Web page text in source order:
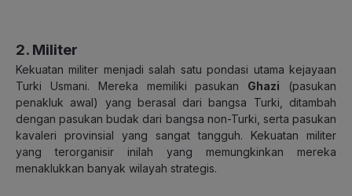
2. Militer
Kekuatan militer menjadi salah satu pondasi utama kejayaan
Turki Usmani. Mereka memiliki pasukan Ghazi (pasukan
penakluk awal) yang berasal dari bangsa Turki, ditambah
dengan pasukan budak dari bangsa non-Turki, serta pasukan
kavaleri provinsial yang sangat tangguh. Kekuatan militer
yang terorganisir inilah yang memungkinkan mereka
menaklukkan banyak wilayah strategis.